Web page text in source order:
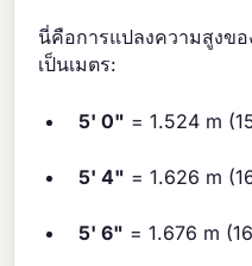
นี่คือการแปลงความสูงข
เป็นเมตร:
5' 0" = 1.524 m
5' 4" = 1.626 m
5' 6" = 1.676 m